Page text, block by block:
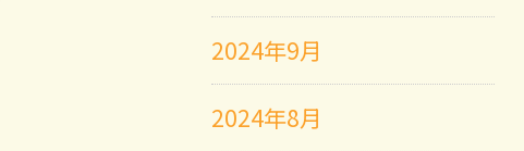
2024年9月
2024年8月